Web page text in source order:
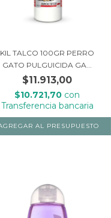
KIL TALCO 100GR PERRO
GATO PULGUICIDA GA...
$11.913,00
$10.721,70 con
Transferencia bancaria